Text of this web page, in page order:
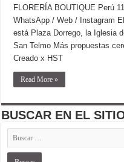
FLORERÍA BOUTIQUE Perú
WhatsApp / Web / Instagram
está Plaza Dorrego, la Iglesia
San Telmo Más propuestas
Creado x HST
Read More »
BUSCAR EN EL